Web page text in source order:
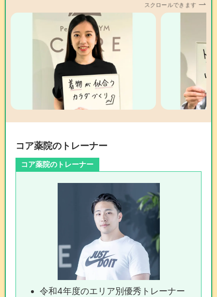
スクロールできます
コア薬院のトレーナー
コア薬院のトレーナー
令和4年度のエリア別優秀トレーナー